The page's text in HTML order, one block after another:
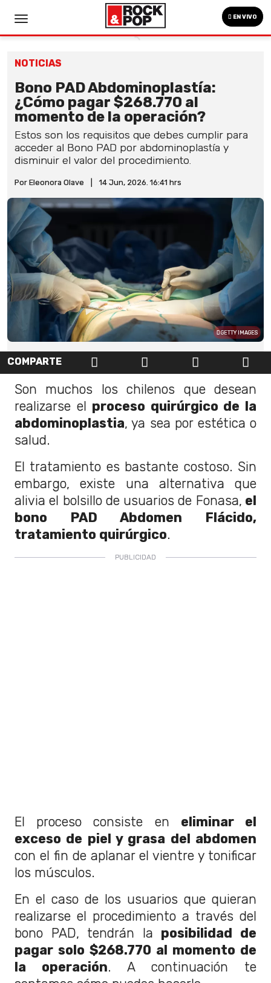
EN VIVO
NOTICIAS
Bono PAD Abdominoplastía:
¿Cómo pagar $268.770 al
momento de la operación?
Estos son los requisitos que debes cumplir para
acceder al Bono PAD por abdominoplastía y
disminuir el valor del procedimiento.
Por Eleonora Olave 14 Jun, 2026. 16:41 hrs
GETTY IMAGES
COMPARTE
Son muchos los chilenos que desean
realizarse el proceso quirúrgico de la
abdominoplastia, ya sea por estética o
salud.
El tratamiento es bastante costoso. Sin
embargo, existe una alternativa que
alivia el bolsillo de usuarios de Fonasa, el
bono PAD Abdomen Flácido,
tratamiento quirúrgico.
El proceso consiste en eliminar el
exceso de piel y grasa del abdomen
con el fin de aplanar el vientre y tonificar
los músculos.
En el caso de los usuarios que quieran
realizarse el procedimiento a través del
bono PAD, tendrán la posibilidad de
pagar solo $268.770 al momento de
la operación. A continuación te